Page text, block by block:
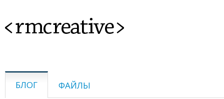
<rmcreative>
БЛОГ ФАЙЛЫ